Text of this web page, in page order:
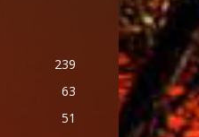
239
63
51